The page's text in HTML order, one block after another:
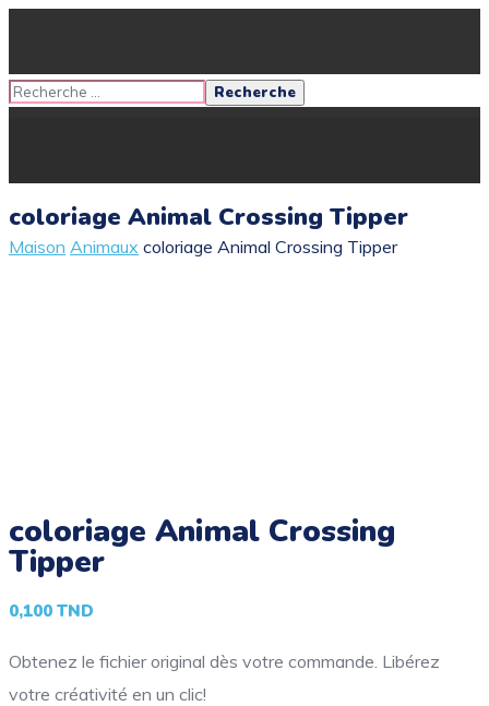
coloriage Animal Crossing Tipper
Maison Animaux coloriage Animal Crossing Tipper
coloriage Animal Crossing
Tipper
0,100 TND
Obtenez le fichier original dès votre commande. Libérez
votre créativité en un clic!